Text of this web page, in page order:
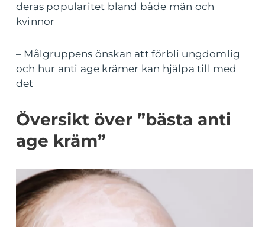
deras popularitet bland både män och
kvinnor
– Målgruppens önskan att förbli ungdomlig
och hur anti age krämer kan hjälpa till med
det
Översikt över ”bästa anti
age kräm”